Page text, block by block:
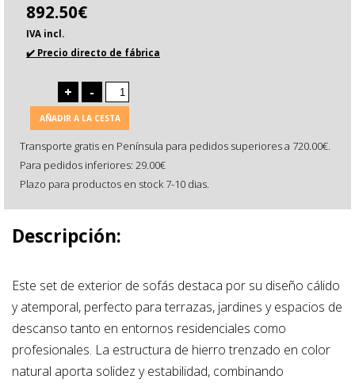
892.50€
IVA incl.
✔️ Precio directo de fábrica
+ -
AÑADIR A LA CESTA
Transporte gratis en Península para pedidos superiores a 720.00€.
Para pedidos inferiores: 29.00€
Plazo para productos en stock 7-10 dias.
Descripción:
Este set de exterior de sofás destaca por su diseño cálido
y atemporal, perfecto para terrazas, jardines y espacios de
descanso tanto en entornos residenciales como
profesionales. La estructura de hierro trenzado en color
natural aporta solidez y estabilidad, combinando